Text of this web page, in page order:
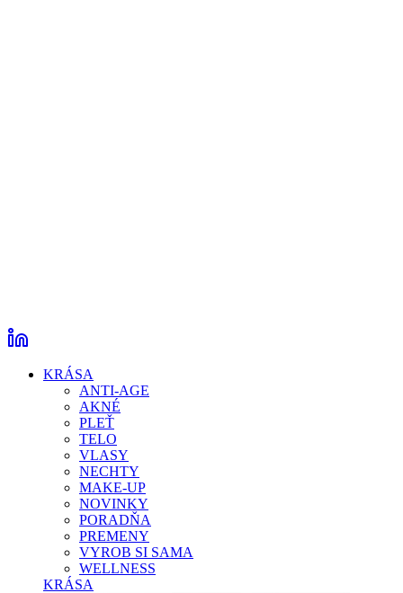
KRÁSA
ANTI-AGE
AKNÉ
PLEŤ
TELO
VLASY
NECHTY
MAKE-UP
NOVINKY
PORADŇA
PREMENY
VYROB SI SAMA
WELLNESS
KRÁSA